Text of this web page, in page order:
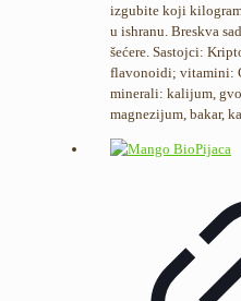
izgubite koji
u ishranu. Breskva
šećere. Sastojci:
flavonoidi; vitamini:
minerali: kalijum,
magnezijum, bakar,